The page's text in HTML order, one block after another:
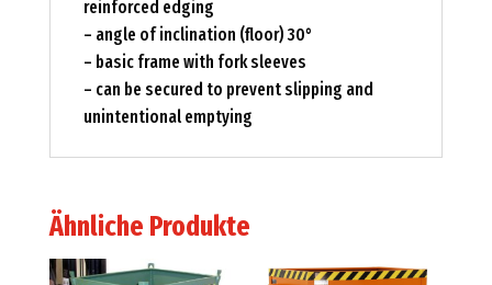
reinforced edging
– angle of inclination (floor) 30°
– basic frame with fork sleeves
– can be secured to prevent slipping and
unintentional emptying
Ähnliche Produkte